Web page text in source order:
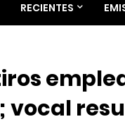
RECIENTES
vocal